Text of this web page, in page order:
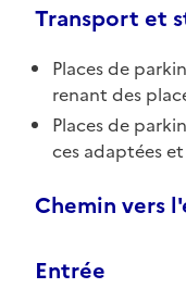
Transport et
Places de
renant des
Places de
ces adaptées
Chemin vers
Entrée